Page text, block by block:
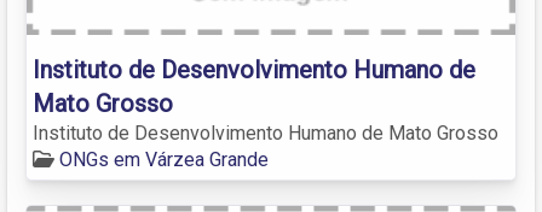
Instituto de Desenvolvimento Humano de
Mato Grosso
Instituto de Desenvolvimento Humano de Mato Grosso
ONGs em Várzea Grande